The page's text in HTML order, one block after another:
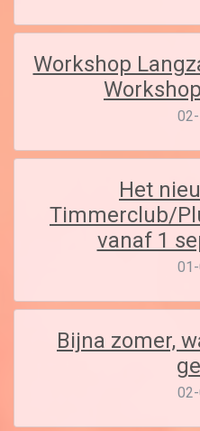
Workshop
Het
Timmerclub/
vanaf 1
Bijna zomer,